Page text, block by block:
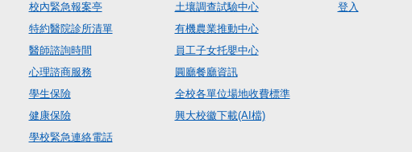
校內緊急報案亭
特約醫院診所清單
醫師諮詢時間
心理諮商服務
學生保險
健康保險
學校緊急連絡電話
土壤調查試驗中心
有機農業推動中心
員工子女托嬰中心
圓廳餐廳資訊
全校各單位場地收費標準
興大校徽下載(AI檔)
登入